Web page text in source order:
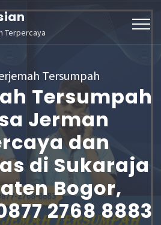
Terpercaya
Tersumpah
Tersumpah
Jerman
dan
di Sukaraja
Bogor,
2768 8883